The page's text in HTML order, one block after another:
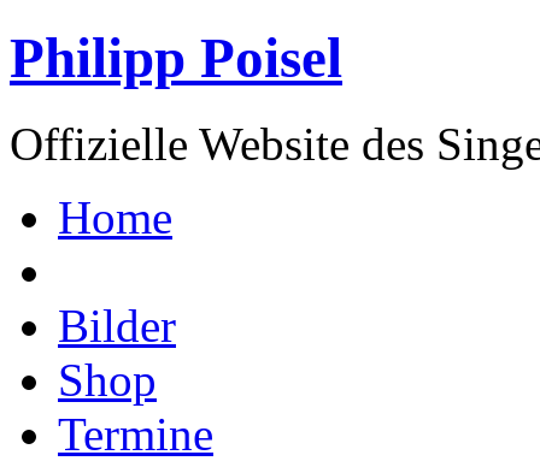
Philipp Poisel
Offizielle Website des
Home
Bilder
Shop
Termine